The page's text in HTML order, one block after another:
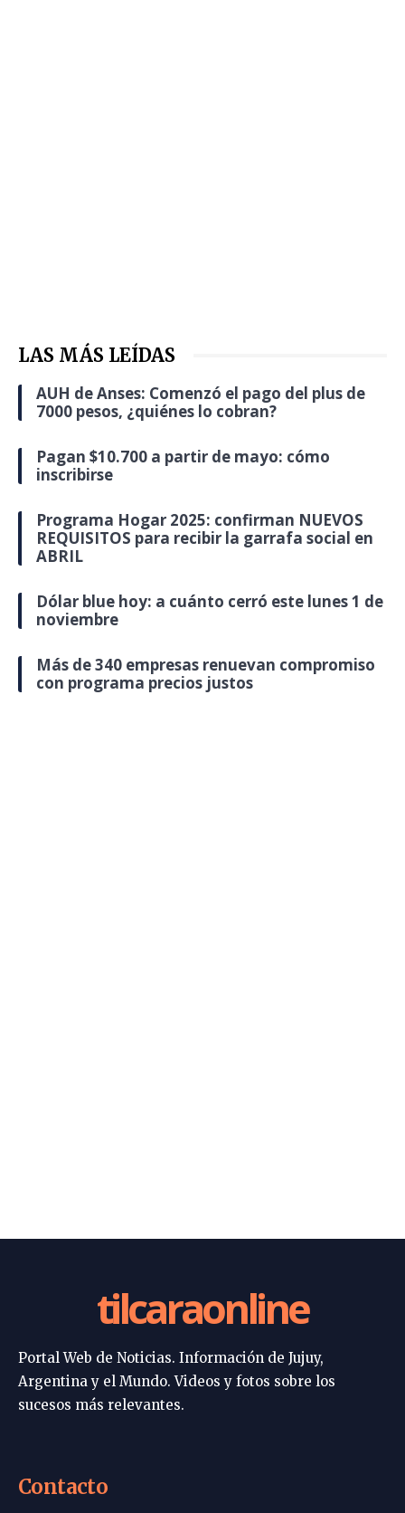
LAS MÁS LEÍDAS
AUH de Anses: Comenzó el pago del plus de
7000 pesos, ¿quiénes lo cobran?
Pagan $10.700 a partir de mayo: cómo
inscribirse
Programa Hogar 2025: confirman NUEVOS
REQUISITOS para recibir la garrafa social en
ABRIL
Dólar blue hoy: a cuánto cerró este lunes 1 de
noviembre
Más de 340 empresas renuevan compromiso
con programa precios justos
tilcaraonline
Portal Web de Noticias. Información de Jujuy,
Argentina y el Mundo. Videos y fotos sobre los
sucesos más relevantes.
Contacto